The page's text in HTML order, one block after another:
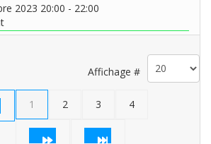
2023 20:00 - 22:00
Affichage #
1 2 3 4